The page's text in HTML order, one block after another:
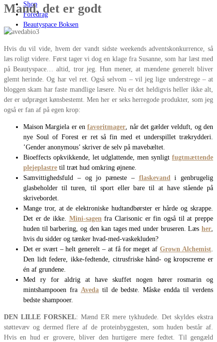
Shop
Foredrag
Beautyspace Boksen
Mand, det er godt
Hvis du vil vide, hvem der vandt sidste weekends adventskonkurrence, så
læs roligt videre. Først tager vi dog en klage fra Susanne, som har læst med
på Beautyspace… altid, tror jeg. Hun mener, at mændene generelt bliver
glemt herinde. Og har vel ret. Også selvom – vil jeg lige understrege – at
bloggen skam har faste mandlige læsere. Nu er det heldigvis heller ikke alt,
der er udpræget kønsbestemt. Men her er seks herregode produkter, som jeg
også er fan af på egen krop:
Maison Margiela er enfavoritmager, når det gælder velduft, og den
nye Soul of Forest er ret så fin med et underspillet trækrydderi.
’Gender anonymous’ skriver de selv på mavebæltet.
Bioeffects opkvikkende, let udglattende, men synligt fugtmættende
plejeplastre til træt hud omkring øjnene.
Samvittighedsfuld – og jo pæneste – flaskevandi genbrugelig
glasbeholder til turen, til sport eller bare til at have stående på
skrivebordet.
Mange tror, at de elektroniske hudtandbørster er hårde og skrappe.
Det er de ikke. Mini-sagenfra Clarisonic er fin også til at preppe
huden til barbering, og den kan tages med under bruseren. Læs her,
hvis du sidder og tænker hvad-med-vaskekluden?
Det er svært – helt generelt – at få for meget afGrown Alchemist.
Den lidt federe, ikke-fedtende, citrusfriske hånd- og kropscreme er
én af grundene.
Med ry for aldrig at have skuffet nogen hører rosmarin og
mintshampooen fra Avedatil de bedste. Måske endda til verdens
bedste shampooer.
DEN LILLE FORSKEL: Mænd ER mere tykhudede. Det skyldes ekstra
støttevæv og dermed flere af de proteinbyggesten, som huden består af.
Hvis en hud er grovere, bliver den hurtigere mere fedtet. Til gengæld